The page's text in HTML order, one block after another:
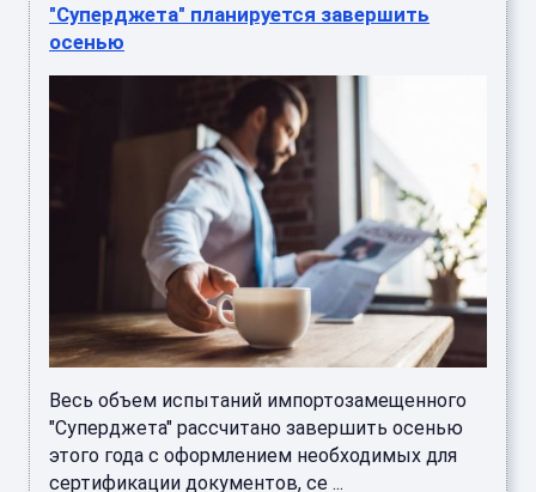
"Суперджета" планируется завершить
осенью
Весь объем испытаний импортозамещенного
"Суперджета" рассчитано завершить осенью
этого года с оформлением необходимых для
сертификации документов, се ...